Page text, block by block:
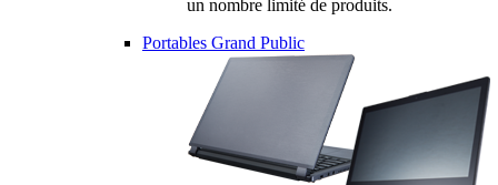
un nombre limité de produits.
Portables Grand Public